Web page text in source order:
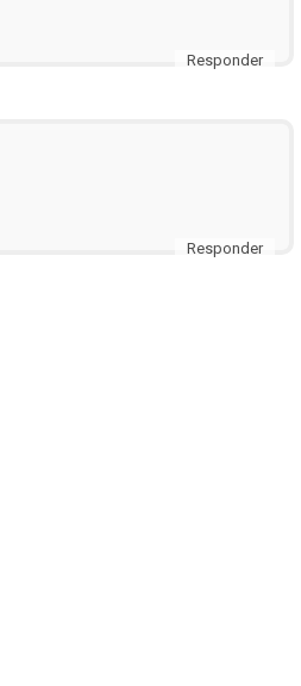
Responder
Responder